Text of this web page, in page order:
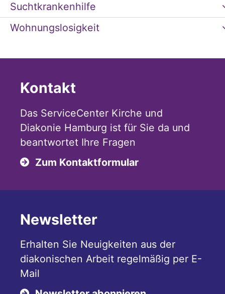
Suchtkrankenhilfe
Wohnungslosigkeit
Kontakt
Das ServiceCenter Kirche und
Diakonie Hamburg ist für Sie da und
beantwortet Ihre Fragen
Zum Kontaktformular
Newsletter
Erhalten Sie Neuigkeiten aus der
diakonischen Arbeit regelmäßig per E-
Mail